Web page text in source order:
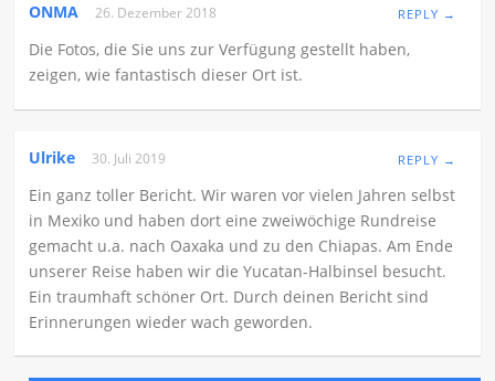
ONMA 26. Dezember 2018 REPLY →
Die Fotos, die Sie uns zur Verfügung gestellt haben,
zeigen, wie fantastisch dieser Ort ist.
Ulrike 30. Juli 2019 REPLY →
Ein ganz toller Bericht. Wir waren vor vielen Jahren selbst
in Mexiko und haben dort eine zweiwöchige Rundreise
gemacht u.a. nach Oaxaka und zu den Chiapas. Am Ende
unserer Reise haben wir die Yucatan-Halbinsel besucht.
Ein traumhaft schöner Ort. Durch deinen Bericht sind
Erinnerungen wieder wach geworden.